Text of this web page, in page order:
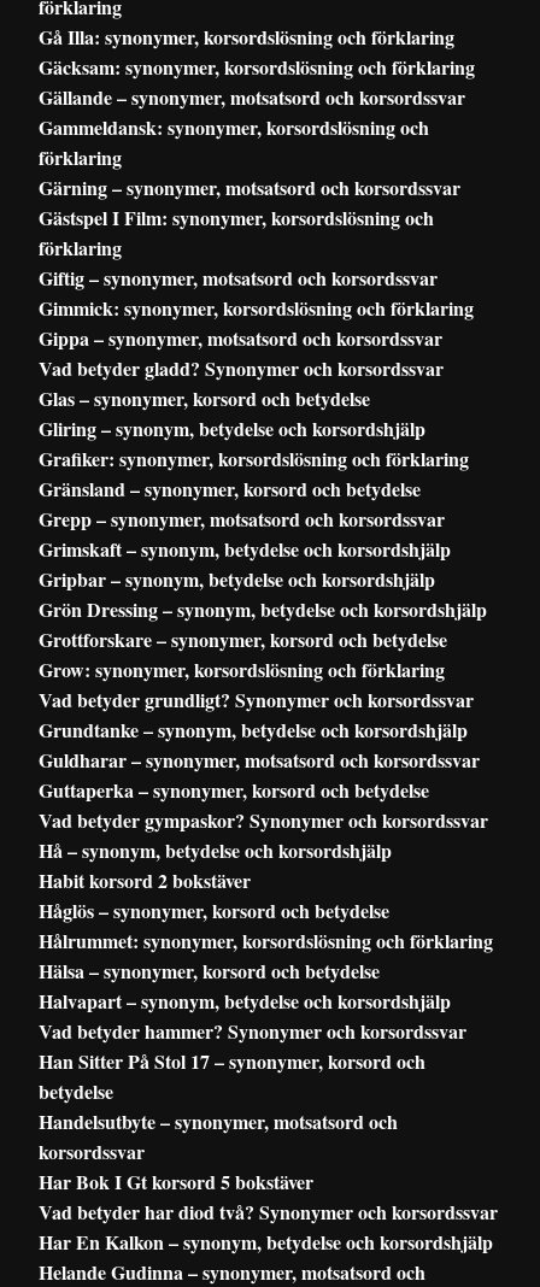
förklaring
Gå Illa: synonymer, korsordslösning och förklaring
Gäcksam: synonymer, korsordslösning och förklaring
Gällande – synonymer, motsatsord och korsordssvar
Gammeldansk: synonymer, korsordslösning och
förklaring
Gärning – synonymer, motsatsord och korsordssvar
Gästspel I Film: synonymer, korsordslösning och
förklaring
Giftig – synonymer, motsatsord och korsordssvar
Gimmick: synonymer, korsordslösning och förklaring
Gippa – synonymer, motsatsord och korsordssvar
Vad betyder gladd? Synonymer och korsordssvar
Glas – synonymer, korsord och betydelse
Gliring – synonym, betydelse och korsordshjälp
Grafiker: synonymer, korsordslösning och förklaring
Gränsland – synonymer, korsord och betydelse
Grepp – synonymer, motsatsord och korsordssvar
Grimskaft – synonym, betydelse och korsordshjälp
Gripbar – synonym, betydelse och korsordshjälp
Grön Dressing – synonym, betydelse och korsordshjälp
Grottforskare – synonymer, korsord och betydelse
Grow: synonymer, korsordslösning och förklaring
Vad betyder grundligt? Synonymer och korsordssvar
Grundtanke – synonym, betydelse och korsordshjälp
Guldharar – synonymer, motsatsord och korsordssvar
Guttaperka – synonymer, korsord och betydelse
Vad betyder gympaskor? Synonymer och korsordssvar
Hå – synonym, betydelse och korsordshjälp
Habit korsord 2 bokstäver
Håglös – synonymer, korsord och betydelse
Hålrummet: synonymer, korsordslösning och förklaring
Hälsa – synonymer, korsord och betydelse
Halvapart – synonym, betydelse och korsordshjälp
Vad betyder hammer? Synonymer och korsordssvar
Han Sitter På Stol 17 – synonymer, korsord och
betydelse
Handelsutbyte – synonymer, motsatsord och
korsordssvar
Har Bok I Gt korsord 5 bokstäver
Vad betyder har diod två? Synonymer och korsordssvar
Har En Kalkon – synonym, betydelse och korsordshjälp
Helande Gudinna – synonymer, motsatsord och